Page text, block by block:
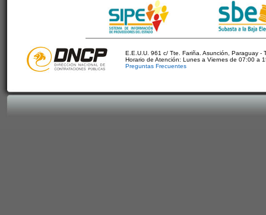
E.E.U.U. 961 c/ Tte. Fariña. Asunción, Paraguay -
Horario de Atención: Lunes a Viernes de 07:00 a
Preguntas Frecuentes